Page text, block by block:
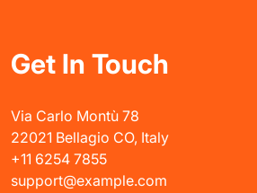
Get In Touch
Via Carlo Montù 78
22021 Bellagio CO, Italy
+11 6254 7855
support@example.com